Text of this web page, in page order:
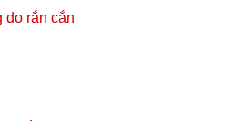
do rắn cắn